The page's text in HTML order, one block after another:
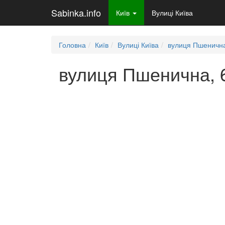
Sabinka.info Київ Вулиці Київа
Головна Київ Вулиці Київа вулиця
вулиця Пшенична,